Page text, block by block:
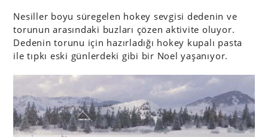
Nesiller boyu süregelen hokey sevgisi dedenin ve
torunun arasındaki buzları çözen aktivite oluyor.
Dedenin torunu için hazırladığı hokey kupalı pasta
ile tıpkı eski günlerdeki gibi bir Noel yaşanıyor.